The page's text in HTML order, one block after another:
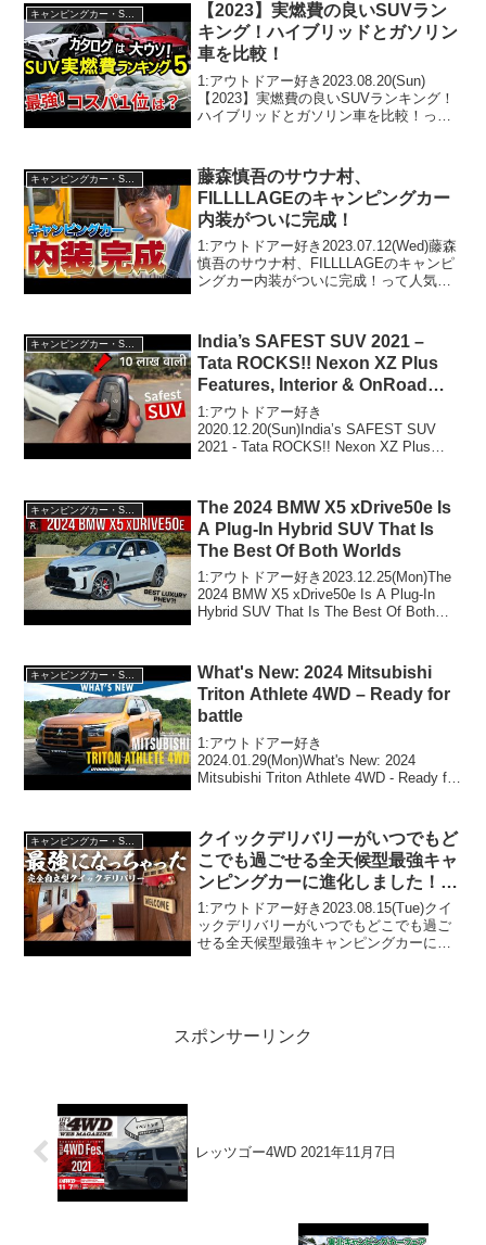
【2023】実燃費の良いSUVラン
キング！ハイブリッドとガソリン
車を比較！
1:アウトドアー好き2023.08.20(Sun)
【2023】実燃費の良いSUVランキング！
ハイブリッドとガソリン車を比較！って
動画は注目です！3:ア...
藤森慎吾のサウナ村、
FILLLLAGEのキャンピングカー
内装がついに完成！
1:アウトドアー好き2023.07.12(Wed)藤森
慎吾のサウナ村、FILLLLAGEのキャンピ
ングカー内装がついに完成！って人気で
注目です！3:ア...
キャンピングカー・SUV人気車種
India’s SAFEST SUV 2021 –
Tata ROCKS!! Nexon XZ Plus
Features, Interior & OnRoad
Price
1:アウトドアー好き
2020.12.20(Sun)India’s SAFEST SUV
2021 - Tata ROCKS!! Nexon XZ Plus
The 2024 BMW X5 xDrive50e Is
A Plug-In Hybrid SUV That Is
The Best Of Both Worlds
1:アウトドアー好き2023.12.25(Mon)The
2024 BMW X5 xDrive50e Is A Plug-In
Hybrid SUV That Is The Best Of Both
キャンピングカー・SUV人気車種
What's New: 2024 Mitsubishi
Triton Athlete 4WD – Ready for
battle
1:アウトドアー好き
2024.01.29(Mon)What's New: 2024
Mitsubishi Triton Athlete 4WD - Ready for
クイックデリバリーがいつでもど
こでも過ごせる全天候型最強キャ
ンピングカーに進化しました！テ
スト車中泊します！
1:アウトドアー好き2023.08.15(Tue)クイ
ックデリバリーがいつでもどこでも過ご
せる全天候型最強キャンピングカーに進
スポンサーリンク
レッツゴー4WD 2021年11月7日